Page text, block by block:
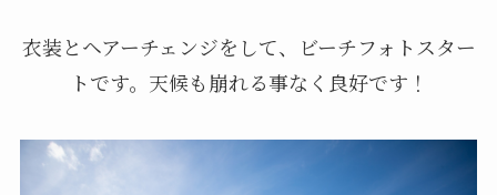
衣装とヘアーチェンジをして、ビーチフォトスター
トです。天候も崩れる事なく良好です！